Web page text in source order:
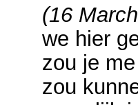
(16
we hier
zou je
zou